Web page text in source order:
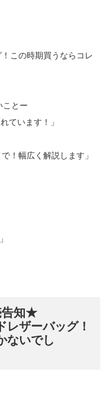
この時期買うならコレ
ことー
ています！」
！幅広く解説します」
告知★
レザーバッグ！
ないでし